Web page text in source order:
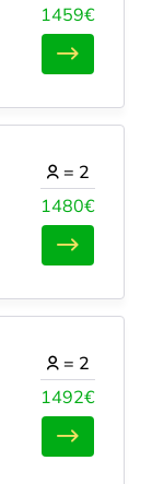
1459€
1480€
= 2
1492€
= 2